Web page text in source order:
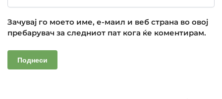
Зачувај го моето име, е-маил и веб страна во овој
пребарувач за следниот пат кога ќе коментирам.